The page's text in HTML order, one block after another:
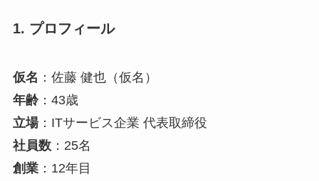
1. プロフィール
仮名 ：佐藤 健也（仮名）
年齢：43歳
立場：ITサービス企業 代表取締役
社員数：25名
創業：12年目